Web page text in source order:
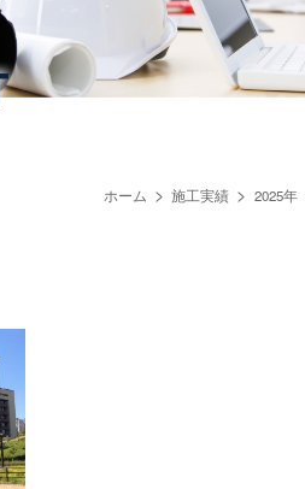
ホーム 施工実績 2025年